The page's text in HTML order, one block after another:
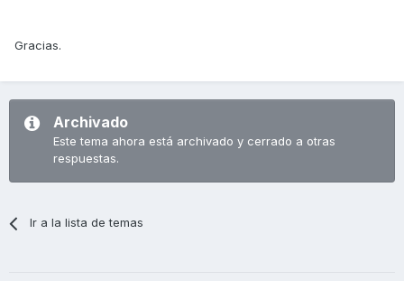
Gracias.
Archivado
Este tema ahora está archivado y cerrado a otras
respuestas.
Ir a la lista de temas